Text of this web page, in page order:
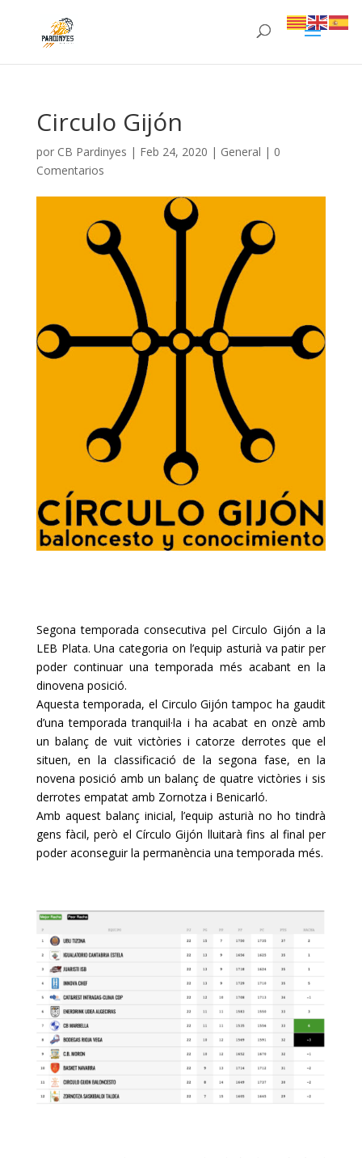
Circulo Gijón
por CB Pardinyes | Feb 24, 2020 | General | 0
Comentarios
Segona temporada consecutiva pelCirculo Gijón a la
LEB Plata. Una categoria on l’equip asturià va patir per
poder continuar una temporada més acabant en la
dinovena posició.
Aquesta temporada, el Circulo Gijón tampoc ha gaudit
d’una temporada tranquil·la i ha acabat en onzè amb
un balanç de vuit victòries i catorze derrotes que el
situen, en la classificació de la segona fase, en la
novena posició amb un balanç de quatre victòries i sis
derrotes empatat amb Zornotza i Benicarló.
Amb aquest balanç inicial, l’equip asturià no ho tindrà
gens fàcil, però elCírculo Gijón lluitarà fins al final per
poder aconseguir la permanència una temporada més.